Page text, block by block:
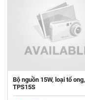
Bộ nguồn 15W, loại tổ ong,
TPS15S